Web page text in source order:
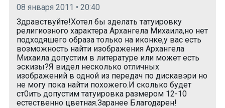
08 января 2011 • 20:40
Здравствуйте!Хотел бы зделать татуировку
религиозного характера Архангела Михаила,но нет
подходяшего образа только на иконке,у вас есть
возможность найти изображения Архангела
Михаила допустим в литературе или может есть
эскизы?Я видел несколько отличных
изображений в одной из передач по дискавэри но
не могу пока найти похожего.И сколько будет
ст0ить допустим татуировка размером 12-10
естественно цветная.Заранее Благодарен!